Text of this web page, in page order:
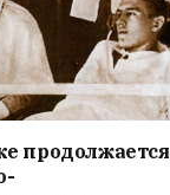
продолжается